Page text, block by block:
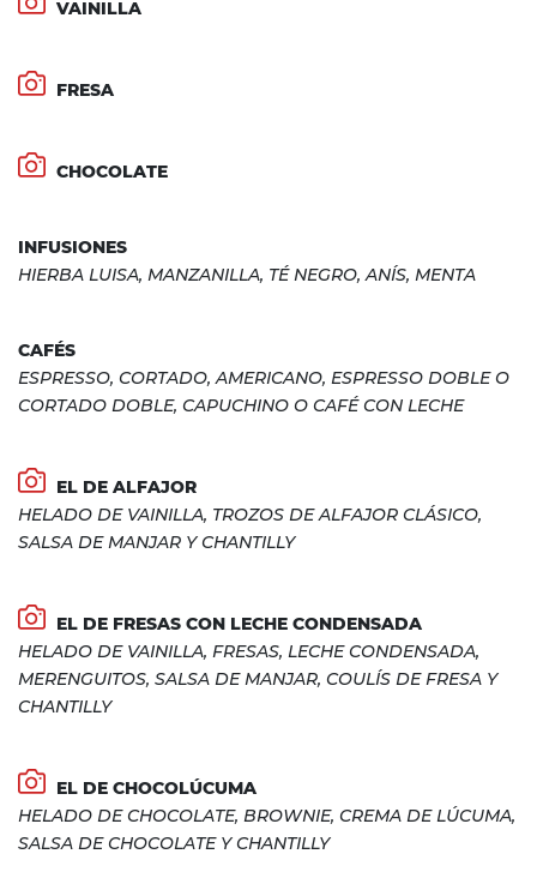
VAINILLA
FRESA
CHOCOLATE
INFUSIONES
HIERBA LUISA, MANZANILLA, TÉ NEGRO, ANÍS, MENTA
CAFÉS
ESPRESSO, CORTADO, AMERICANO, ESPRESSO DOBLE O
CORTADO DOBLE, CAPUCHINO O CAFÉ CON LECHE
EL DE ALFAJOR
HELADO DE VAINILLA, TROZOS DE ALFAJOR CLÁSICO,
SALSA DE MANJAR Y CHANTILLY
EL DE FRESAS CON LECHE CONDENSADA
HELADO DE VAINILLA, FRESAS, LECHE CONDENSADA,
MERENGUITOS, SALSA DE MANJAR, COULÍS DE FRESA Y
CHANTILLY
EL DE CHOCOLÚCUMA
HELADO DE CHOCOLATE, BROWNIE, CREMA DE LÚCUMA,
SALSA DE CHOCOLATE Y CHANTILLY